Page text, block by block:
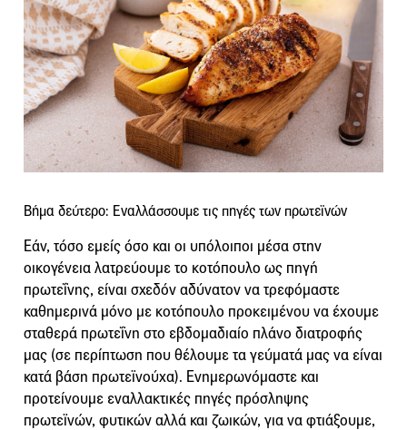
Βήμα δεύτερο: Εναλλάσσουμε τις πηγές των πρωτεϊνών
Εάν, τόσο εμείς όσο και οι υπόλοιποι μέσα στην
οικογένεια λατρεύουμε το κοτόπουλο ως πηγή
πρωτεΐνης, είναι σχεδόν αδύνατον να τρεφόμαστε
καθημερινά μόνο με κοτόπουλο προκειμένου να έχουμε
σταθερά πρωτεΐνη στο εβδομαδιαίο πλάνο διατροφής
μας (σε περίπτωση που θέλουμε τα γεύματά μας να είναι
κατά βάση πρωτεϊνούχα). Ενημερωνόμαστε και
προτείνουμε εναλλακτικές πηγές πρόσληψης
πρωτεϊνών, φυτικών αλλά και ζωικών, για να φτιάξουμε,